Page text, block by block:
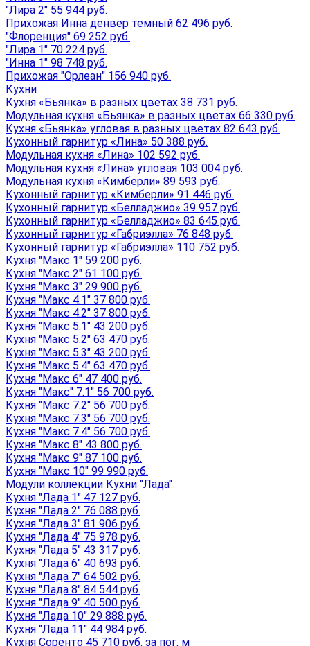
"Лира 2" 55 944 руб.
Прихожая Инна денвер темный 62 496 руб.
"Флоренция" 69 252 руб.
"Лира 1" 70 224 руб.
"Инна 1" 98 748 руб.
Прихожая "Орлеан" 156 940 руб.
Кухни
Кухня «Бьянка» в разных цветах 38 731 руб.
Модульная кухня «Бьянка» в разных цветах 66 330 руб.
Кухня «Бьянка» угловая в разных цветах 82 643 руб.
Кухонный гарнитур «Лина» 50 388 руб.
Модульная кухня «Лина» 102 592 руб.
Модульная кухня «Лина» угловая 103 004 руб.
Модульная кухня «Кимберли» 89 593 руб.
Кухонный гарнитур «Кимберли» 91 446 руб.
Кухонный гарнитур «Белладжио» 39 957 руб.
Кухонный гарнитур «Белладжио» 83 645 руб.
Кухонный гарнитур «Габриэлла» 76 848 руб.
Кухонный гарнитур «Габриэлла» 110 752 руб.
Кухня "Макс 1" 59 200 руб.
Кухня "Макс 2" 61 100 руб.
Кухня "Макс 3" 29 900 руб.
Кухня "Макс 4.1" 37 800 руб.
Кухня "Макс 4.2" 37 800 руб.
Кухня "Макс 5.1" 43 200 руб.
Кухня "Макс 5.2" 63 470 руб.
Кухня "Макс 5.3" 43 200 руб.
Кухня "Макс 5.4" 63 470 руб.
Кухня "Макс 6" 47 400 руб.
Кухня "Макс" 7.1" 56 700 руб.
Кухня "Макс 7.2" 56 700 руб.
Кухня "Макс 7.3" 56 700 руб.
Кухня "Макс 7.4" 56 700 руб.
Кухня "Макс 8" 43 800 руб.
Кухня "Макс 9" 87 100 руб.
Кухня "Макс 10" 99 990 руб.
Модули коллекции Кухни "Лада"
Кухня "Лада 1" 47 127 руб.
Кухня "Лада 2" 76 088 руб.
Кухня "Лада 3" 81 906 руб.
Кухня "Лада 4" 75 978 руб.
Кухня "Лада 5" 43 317 руб.
Кухня "Лада 6" 40 693 руб.
Кухня "Лада 7" 64 502 руб.
Кухня "Лада 8" 84 544 руб.
Кухня "Лада 9" 40 500 руб.
Кухня "Лада 10" 29 888 руб.
Кухня "Лада 11" 44 984 руб.
Кухня Соренто 45 710 руб. за пог. м